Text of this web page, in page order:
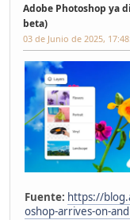
Adobe Photoshop ya
beta)
03 de Junio de 2025,
Fuente: https://
oshop-arrives-on-